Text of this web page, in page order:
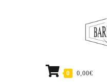
0 0,00€